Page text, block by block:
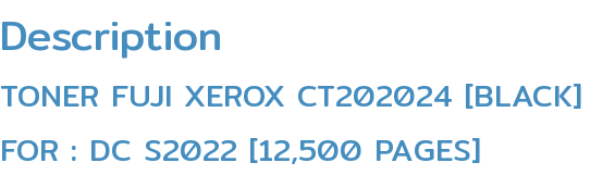
Description
TONER FUJI XEROX CT202024 [BLACK]
FOR : DC S2022 [12,500 PAGES]